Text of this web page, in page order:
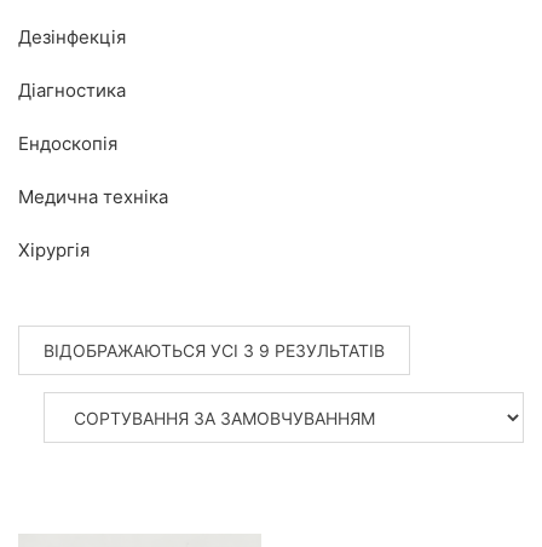
Дезінфекція
Діагностика
Ендоскопія
Медична техніка
Хірургія
ВІДОБРАЖАЮТЬСЯ УСІ З 9 РЕЗУЛЬТАТІВ